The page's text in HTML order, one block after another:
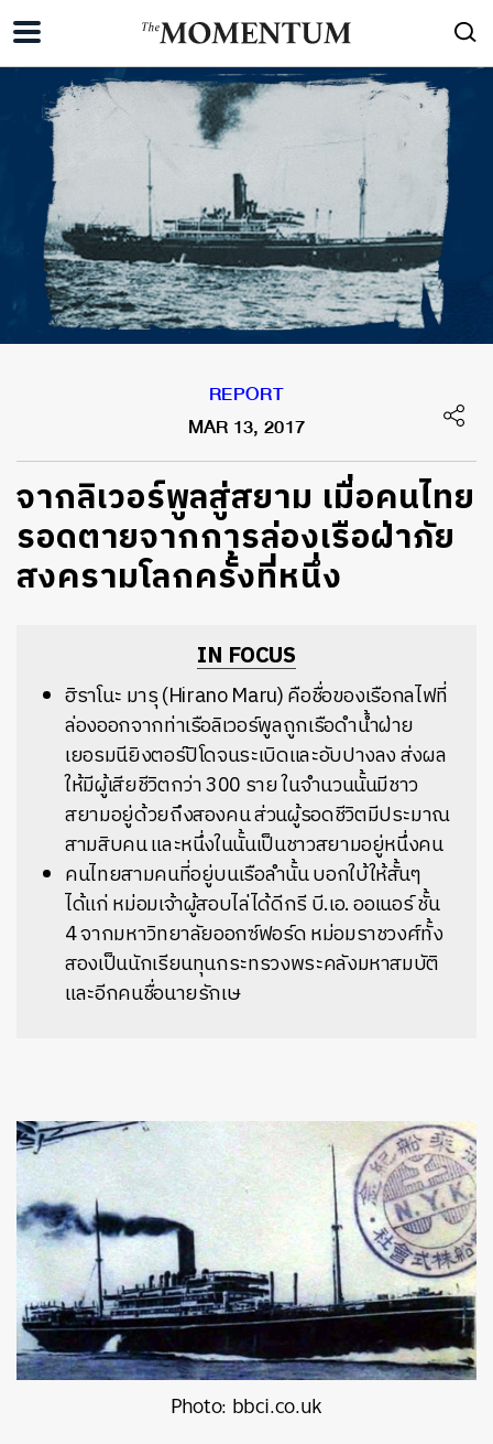
REPORT
MAR 13, 2017
จากลิเวอร์พูลสู่สยาม เมื่อคนไทย
รอดตายจากการล่องเรือฝ่าภัย
สงครามโลกครั้งที่หนึ่ง
IN FOCUS
ฮิราโนะ มารุ (Hirano Maru) คือชื่อของเรือกลไฟที่
ล่องออกจากท่าเรือลิเวอร์พูลถูกเรือดำน้ำฝ่าย
เยอรมนียิงตอร์ปิโดจนระเบิดและอับปางลง ส่งผล
ให้มีผู้เสียชีวิตกว่า 300 ราย ในจำนวนนั้นมีชาว
สยามอยู่ด้วยถึงสองคน ส่วนผู้รอดชีวิตมีประมาณ
สามสิบคน และหนึ่งในนั้นเป็นชาวสยามอยู่หนึ่งคน
คนไทยสามคนที่อยู่บนเรือลำนั้น บอกใบ้ให้สั้นๆ
ได้แก่ หม่อมเจ้าผู้สอบไล่ได้ดีกรี บี.เอ. ออเนอร์ ชั้น
4 จากมหาวิทยาลัยออกซ์ฟอร์ด หม่อมราชวงศ์ทั้ง
สองเป็นนักเรียนทุนกระทรวงพระคลังมหาสมบัติ
และอีกคนชื่อนายรักเษ
Photo: bbci.co.uk